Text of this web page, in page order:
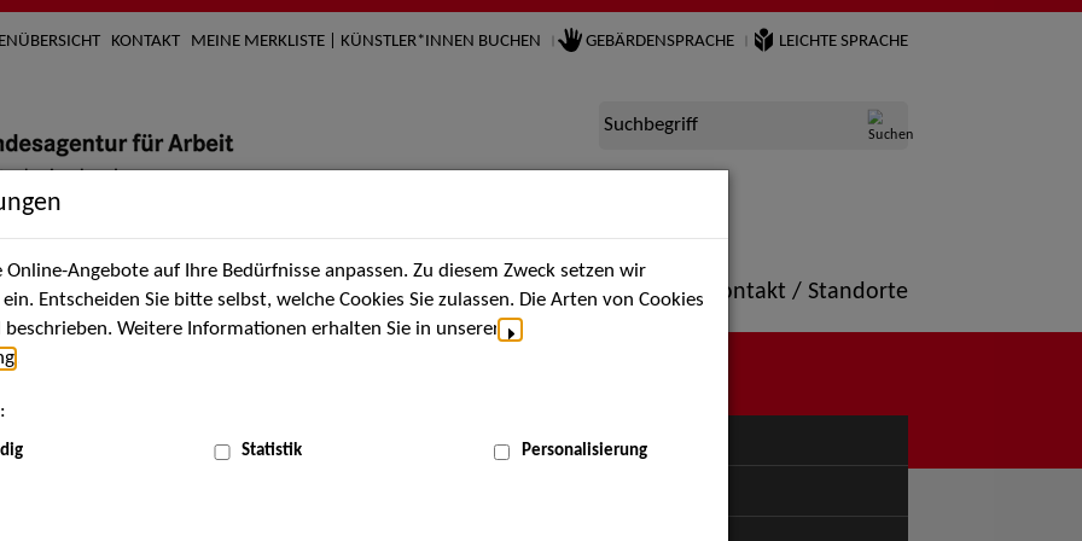
KONTAKT MEINE MERKLISTE | KÜNSTLER*INNEN BUCHEN GEBÄRDENSPRACHE LEICHTE SPRACHE
Suchbegriff
Künstler*innen Über uns Aktuelles Termine Portfolio Kontakt / Standorte
MENÜ
Angebote auf Ihre Bedürfnisse anpassen. Zu diesem Zweck setzen wir
Entscheiden Sie bitte selbst, welche Cookies Sie zulassen. Die Arten von Cookies
Weitere Informationen erhalten Sie in unserer
Statistik Personalisierung